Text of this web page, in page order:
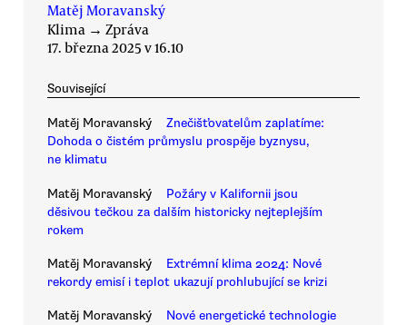
Matěj Moravanský
Klima → Zpráva
17. března 2025 v 16.10
Související
Matěj Moravanský
Znečišťovatelům zaplatíme:
Dohoda o čistém průmyslu prospěje byznysu,
ne klimatu
Matěj Moravanský
Požáry v Kalifornii jsou
děsivou tečkou za dalším historicky nejteplejším
rokem
Matěj Moravanský
Extrémní klima 2024: Nové
rekordy emisí i teplot ukazují prohlubující se krizi
Matěj Moravanský
Nové energetické technologie